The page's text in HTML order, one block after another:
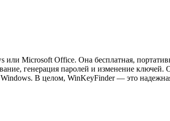
Microsoft Office. Она бесплатная,
генерация паролей и изменение ключей.
В целом, WinKeyFinder — это